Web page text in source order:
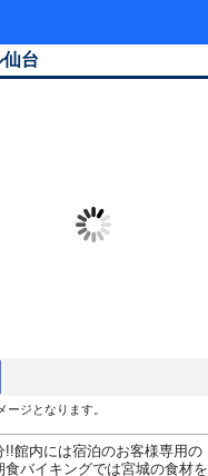
台
ジとなります。
!!館内には宿泊のお客様専用の
バイキングでは宮城の食材を